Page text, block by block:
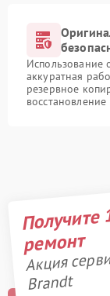
Использование
аккуратная
резервное
ремонт
Акция
Brandt